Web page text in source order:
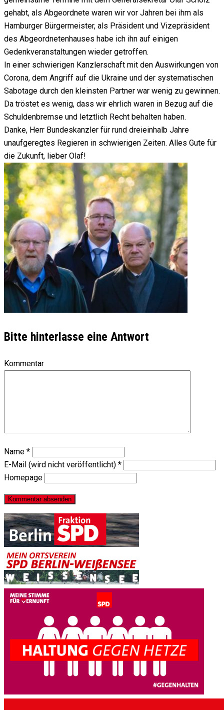
gehabt, als Abgeordnete waren wir vor Jahren bei ihm als
Hamburger Bürgermeister, als Präsident und Vizepräsident
des Abgeordnetenhauses habe ich ihn auf einigen
Gedenkveranstaltungen wieder getroffen.
In einer schwierigen Kanzlerschaft mit den Auswirkungen von
Corona, dem Angriff auf die Ukraine und der systematischen
Sabotage durch den kleinsten Partner war wenig zu gewinnen.
Da tröstet es wenig, dass wir ehrlich waren in Bezug auf die
Schuldenbremse und letztlich Recht behalten haben.
Danke, Herr Bundeskanzler für rund dreieinhalb Jahre
unaufgeregtes Regieren in schwierigen Zeiten. Alles Gute für
die Zukunft, lieber Olaf!
Bitte hinterlasse eine Antwort
Kommentar
Name *
E-Mail (wird nicht veröffentlicht) *
Homepage